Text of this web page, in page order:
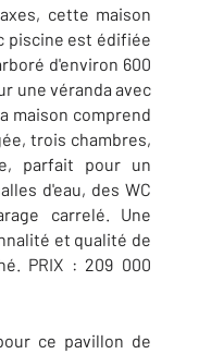
cette maison
piscine est édifiée
d'environ 600
une véranda avec
maison comprend
trois chambres,
parfait pour un
d'eau, des WC
carrelé. Une
et qualité de
PRIX : 209 000
ce pavillon de